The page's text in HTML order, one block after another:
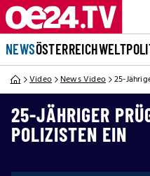
NEWSÖSTERREICHWELT
Video News Video 25-
25-JÄHRIGER
POLIZISTEN EIN